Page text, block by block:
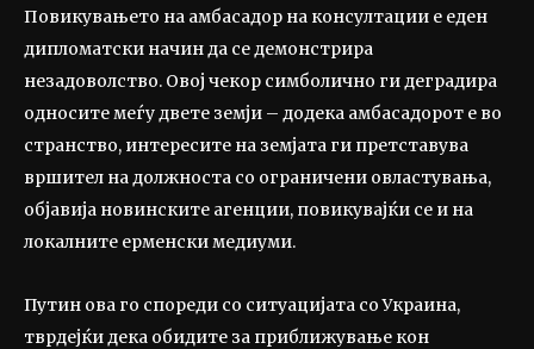
Повикувањето на амбасадор на консултации е еден
дипломатски начин да се демонстрира
незадоволство. Овој чекор симболично ги деградира
односите меѓу двете земји – додека амбасадорот е во
странство, интересите на земјата ги претставува
вршител на должноста со ограничени овластувања,
објавија новинските агенции, повикувајќи се и на
локалните ерменски медиуми.
Путин ова го спореди со ситуацијата со Украина,
тврдејќи дека обидите за приближување кон